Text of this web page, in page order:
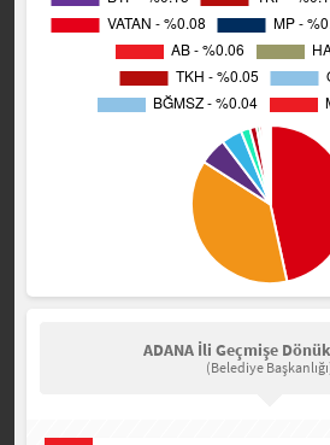
ADANA İli Geçmişe
(Belediye